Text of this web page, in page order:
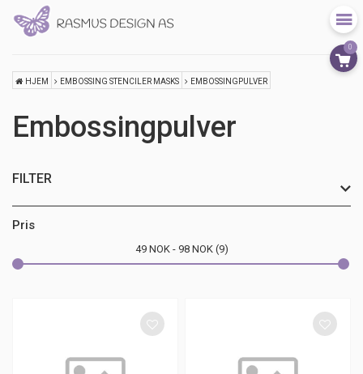
0
HJEM EMBOSSING STENCILER MASKS EMBOSSINGPULVER
Embossingpulver
FILTER
Pris
49 NOK 98 NOK 9